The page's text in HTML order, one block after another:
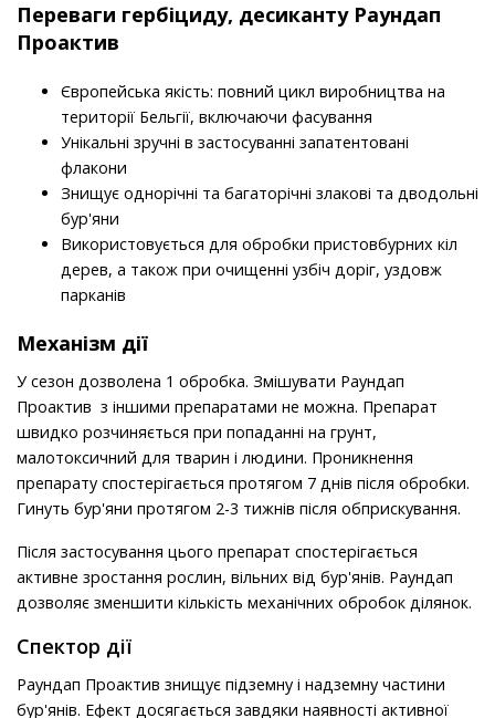
Переваги гербіциду, десиканту Раундап
Проактив
Європейська якість: повний цикл виробництва на
території Бельгії, включаючи фасування
Унікальні зручні в застосуванні запатентовані
флакони
Знищує однорічні та багаторічні злакові та дводольні
бур'яни
Використовується для обробки пристовбурних кіл
дерев, а також при очищенні узбіч доріг, уздовж
парканів
Механізм дії
У сезон дозволена 1 обробка. Змішувати Раундап
Проактив з іншими препаратами не можна. Препарат
швидко розчиняється при попаданні на грунт,
малотоксичний для тварин і людини. Проникнення
препарату спостерігається протягом 7 днів після обробки.
Гинуть бур'яни протягом 2-3 тижнів після обприскування.
Після застосування цього препарат спостерігається
активне зростання рослин, вільних від бур'янів. Раундап
дозволяє зменшити кількість механічних обробок ділянок.
Спектор дії
Раундап Проактив знищує підземну і надземну частини
бур'янів. Ефект досягається завдяки наявності активної